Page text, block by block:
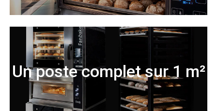
Un poste complet sur 1 m²